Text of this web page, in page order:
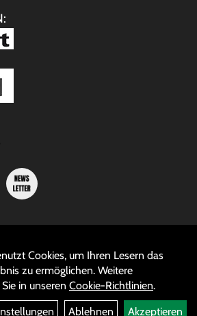
Cookies, um Ihren Lesern das
zu ermöglichen. Weitere
in unseren Cookie-Richtlinien.
Ablehnen Akzeptieren
Auftrag widerrufen